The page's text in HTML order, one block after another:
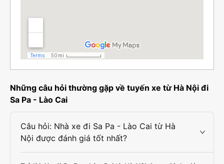
Những câu hỏi thường gặp về tuyến xe từ Hà Nội đi
Sa Pa - Lào Cai
Câu hỏi: Nhà xe đi Sa Pa - Lào Cai từ Hà
Nội được đánh giá tốt nhất?